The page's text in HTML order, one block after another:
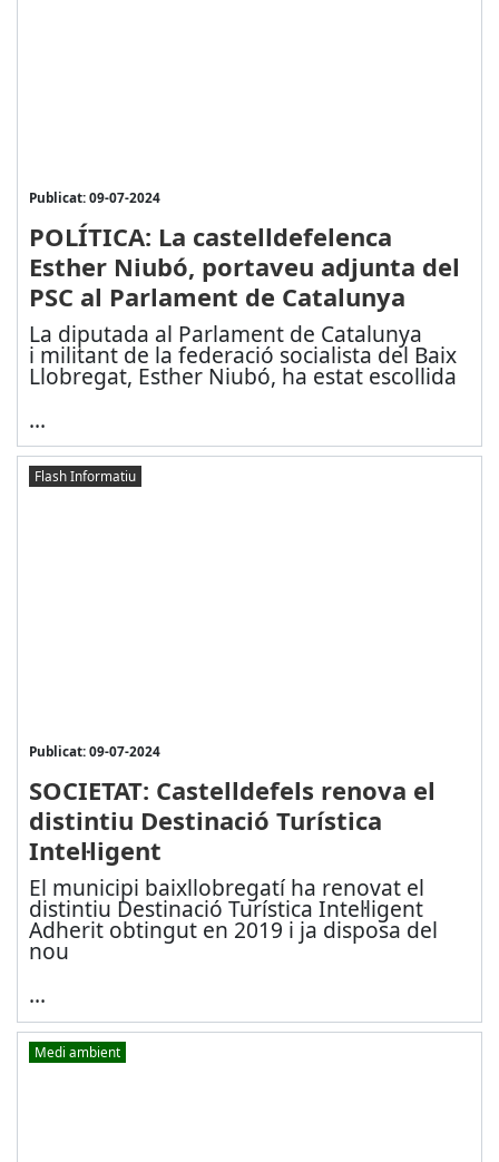
Publicat: 09-07-2024
POLÍTICA: La castelldefelenca
Esther Niubó, portaveu adjunta del
PSC al Parlament de Catalunya
La diputada al Parlament de Catalunya
i militant de la federació socialista del Baix
Llobregat, Esther Niubó, ha estat escollida
...
Flash Informatiu
Publicat: 09-07-2024
SOCIETAT: Castelldefels renova el
distintiu Destinació Turística
Intel·ligent
El municipi baixllobregatí ha renovat el
distintiu Destinació Turística Intel·ligent
Adherit obtingut en 2019 i ja disposa del
nou
...
Medi ambient